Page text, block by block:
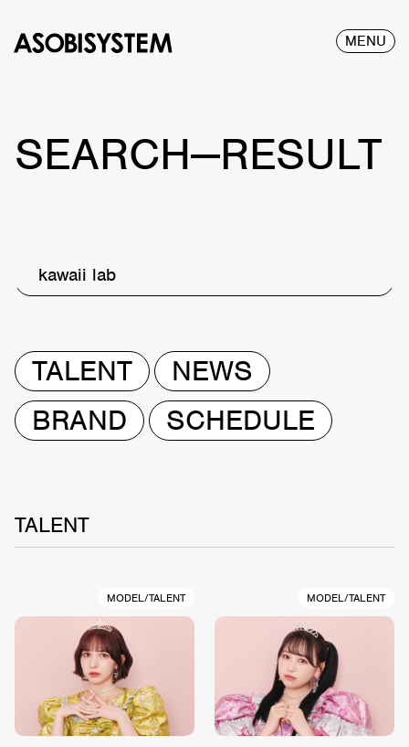
MENU
SEARCH—RESULT
kawaii lab
TALENT
NEWS
BRAND
SCHEDULE
TALENT
MODEL/TALENT MODEL/TALENT